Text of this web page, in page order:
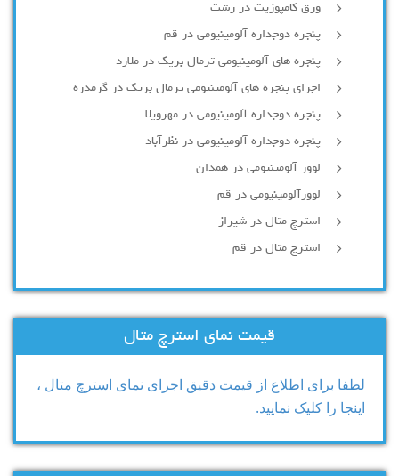
ورق کامپوزیت در رشت
پنجره دوجداره آلومينيومی در قم
پنجره های آلومینیومی ترمال بریک در ملارد
اجرای پنجره های آلومینیومی ترمال بریک در گرمدره
پنجره دوجداره آلومینیومی در مهرویلا
پنجره دوجداره آلومینیومی در نظرآباد
لوور آلومینیومی در همدان
لوورآلومینیومی در قم
استرچ متال در شیراز
استرچ متال در قم
قیمت نمای استرچ متال
لطفا برای اطلاع از قیمت دقیق اجرای نمای استرچ متال ،
اینجا را کلیک نمایید.